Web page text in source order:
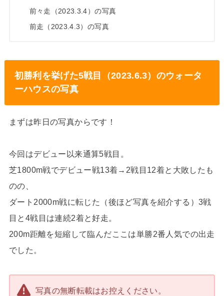
前々走（2023.3.4）の写真
前走（2023.4.3）の写真
初勝利を挙げた5戦目（2023.6.3）のウォータ
ーハウスの写真
まずは昨日の写真からです！
今回はデビュー以来通算5戦目。
芝1800m戦でデビュー戦13着→2戦目12着と大敗したも
のの、
ダート2000m戦に転じた（後ほど写真を紹介する）3戦
目と4戦目は連続2着と好走。
200m距離を短縮して臨んだここは単勝2番人気での出走
でした。
写真の無断転載はお控えください。